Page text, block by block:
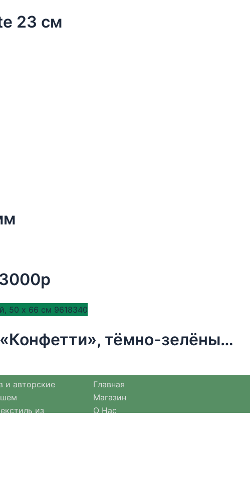
23 см
Бумага упаковочная тишью, «Конфетти», тёмно-зелёный, 50 х 66 см 9618340
и авторские
из
Главная
Магазин
О Нас